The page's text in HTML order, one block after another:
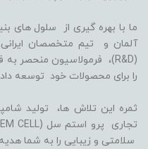
آلمان و تیم متخصصان
را برای محصولات خود توسعه
ثمره این تلاش ها، تولید
تجاری پرو استم سل (PRO STEM CELL) و
سلامتی و زیبایی را به شما